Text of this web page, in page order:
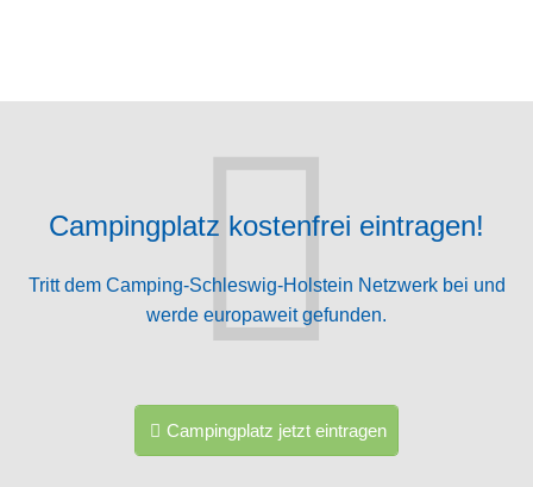
Campingplatz kostenfrei eintragen!
Tritt dem Camping-Schleswig-Holstein Netzwerk bei und
werde europaweit gefunden.
Campingplatz jetzt eintragen